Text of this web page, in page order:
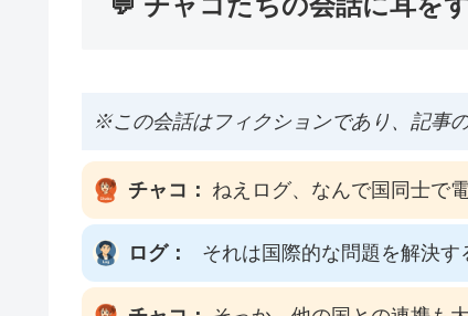
※この会話はフィクションであり、記事
チャコ： ねえログ、なんで国同士で
ログ： それは国際的な問題を解決す